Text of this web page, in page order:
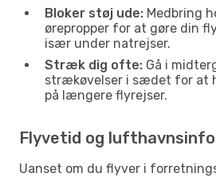
Bloker støj ude: Medbring
ørepropper for at gøre din
især under natrejser.
Stræk dig ofte: Gå i
strækøvelser i sædet for at
på længere flyrejser.
Flyvetid og lufthavnsinfo
Uanset om du flyver i